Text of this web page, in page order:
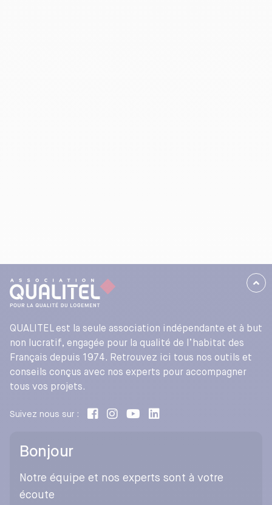
QUALITEL est la seule association indépendante et à but
non lucratif, engagée pour la qualité de l’habitat des
Français depuis 1974. Retrouvez ici tous nos outils et
conseils conçus avec nos experts pour accompagner
tous vos projets.
Suivez nous sur :
Bonjour
Notre équipe et nos experts sont à votre
écoute